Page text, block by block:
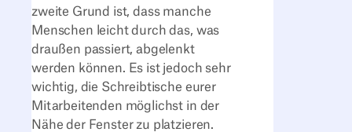
zweite Grund ist, dass manche
Menschen leicht durch das, was
draußen passiert, abgelenkt
werden können. Es ist jedoch sehr
wichtig, die Schreibtische eurer
Mitarbeitenden möglichst in der
Nähe der Fenster zu platzieren.